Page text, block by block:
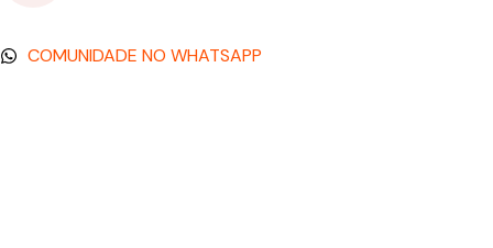
COMUNIDADE NO WHATSAPP